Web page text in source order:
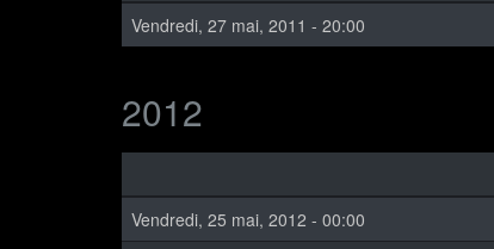
Vendredi, 27 mai, 2011 - 20:00
2012
Vendredi, 25 mai, 2012 - 00:00